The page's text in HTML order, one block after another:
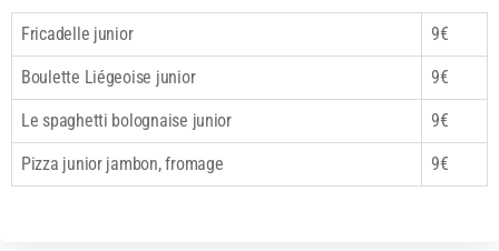
Fricadelle junior 9€
Boulette Liégeoise junior 9€
Le spaghetti bolognaise junior 9€
Pizza junior jambon, fromage 9€